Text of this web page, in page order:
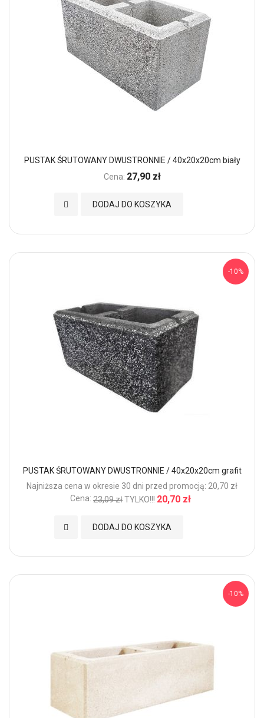
PUSTAK ŚRUTOWANY DWUSTRONNIE / 40x20x20cm biały
Cena: 27,90 zł
DODAJ DO KOSZYKA
Dodaj do Ulubionych
-10%
PUSTAK ŚRUTOWANY DWUSTRONNIE / 40x20x20cm grafit
Najniższa cena w okresie 30 dni przed promocją: 20,70 zł
Cena: 23,09 złTYLKO!!! 20,70 zł
DODAJ DO KOSZYKA
Dodaj do Ulubionych
-10%